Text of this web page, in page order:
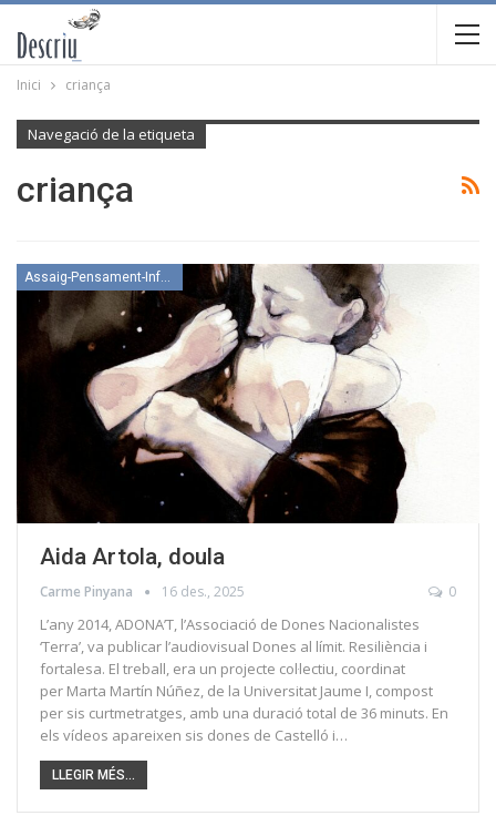
Inici criança
Navegació de la etiqueta
criança
Assaig-Pensament-Informació
Aida Artola, doula
Carme Pinyana 16 des., 2025 0
L’any 2014, ADONA’T, l’Associació de Dones Nacionalistes
‘Terra’, va publicar l’audiovisual Dones al límit. Resiliència i
fortalesa. El treball, era un projecte col·lectiu, coordinat
per Marta Martín Núñez, de la Universitat Jaume I, compost
per sis curtmetratges, amb una duració total de 36 minuts. En
els vídeos apareixen sis dones de Castelló i…
LLEGIR MÉS...